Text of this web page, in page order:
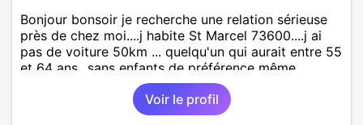
Bonjour bonsoir je recherche une relation sérieuse
près de chez moi....j habite St Marcel 73600....j ai
pas de voiture 50km ... quelqu'un qui aurait entre 55
et 64 ans...sans enfants de préférence même
adultes et qui n aurait garder aucun contact avec
une où plusieurs ex...si vous correspondez à ma
recherche ecrivez moi je vous répondrai...
Voir le profil